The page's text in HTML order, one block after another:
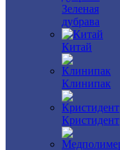
Зеленая
дубрава
Китай
Клинипак
Кристидент